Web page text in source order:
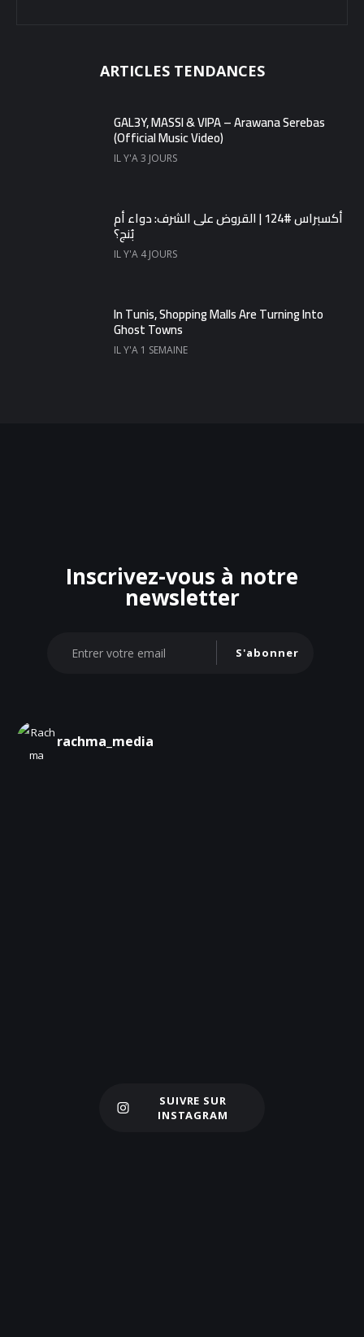
ARTICLES TENDANCES
GAL3Y, MASSI & VIPA – Arawana Serebas
(Official Music Video)
IL Y'A 3 JOURS
أكسبراس #124 | القروض على الشرف: دواء أم
بُنج؟
IL Y'A 4 JOURS
In Tunis, Shopping Malls Are Turning Into
Ghost Towns
IL Y'A 1 SEMAINE
Inscrivez-vous à notre
newsletter
S'abonner
rachma_media
Charger plus
SUIVRE SUR
INSTAGRAM